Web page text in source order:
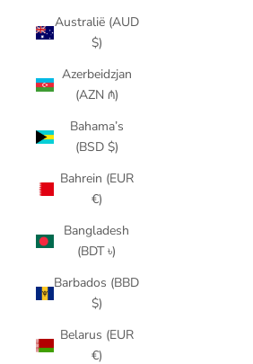
Australië (AUD
$)
Azerbeidzjan
(AZN ₼)
Bahama’s
(BSD $)
Bahrein (EUR
€)
Bangladesh
(BDT ৳)
Barbados (BBD
$)
Belarus (EUR
€)